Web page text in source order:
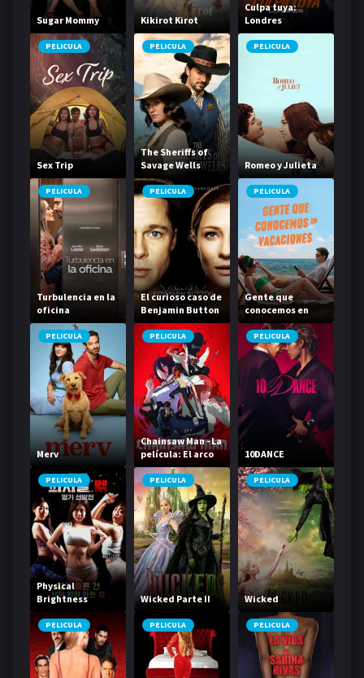
Sugar Mommy Kikirot Kirot
Culpa tuya:
Londres
PELICULA
Sex Trip
PELICULA
The Sheriffs of
Savage Wells
PELICULA
Romeo y Julieta
PELICULA
Turbulencia en la
oficina
PELICULA
El curioso caso de
Benjamin Button
PELICULA
Gente que
conocemos en
vacaciones
PELICULA
Merv
PELICULA
Chainsaw Man - La
película: El arco
de Reze
PELICULA
10DANCE
PELICULA
Physical
Brightness
PELICULA
Wicked Parte II
PELICULA
Wicked
PELICULA PELICULA PELICULA